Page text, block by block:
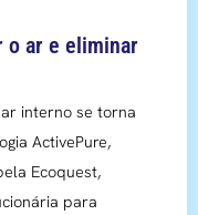
o ar e eliminar
interno se torna
ActivePure,
Ecoquest,
para